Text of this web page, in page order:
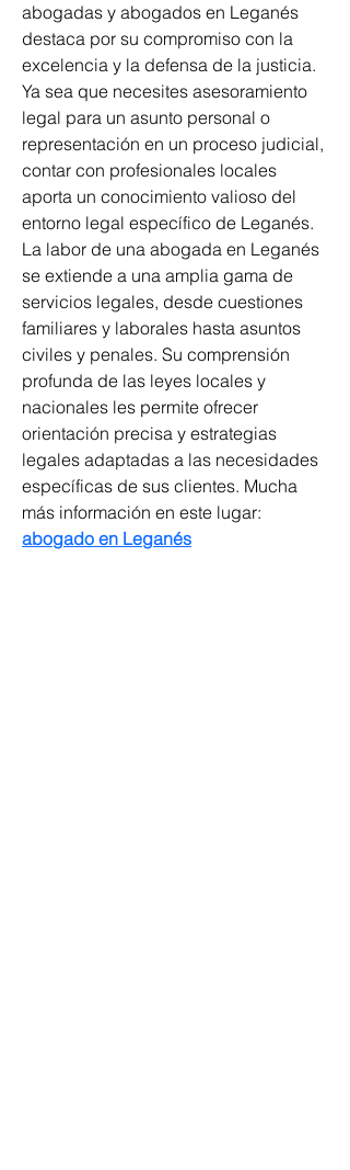
abogadas y abogados en Leganés
destaca por su compromiso con la
excelencia y la defensa de la justicia.
Ya sea que necesites asesoramiento
legal para un asunto personal o
representación en un proceso judicial,
contar con profesionales locales
aporta un conocimiento valioso del
entorno legal específico de Leganés.
La labor de una abogada en Leganés
se extiende a una amplia gama de
servicios legales, desde cuestiones
familiares y laborales hasta asuntos
civiles y penales. Su comprensión
profunda de las leyes locales y
nacionales les permite ofrecer
orientación precisa y estrategias
legales adaptadas a las necesidades
específicas de sus clientes. Mucha
más información en este lugar:
abogado en Leganés